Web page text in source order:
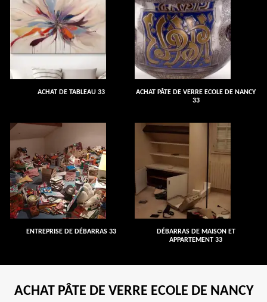
ACHAT DE TABLEAU 33
ACHAT PÂTE DE VERRE ECOLE DE NANCY
33
ENTREPRISE DE DÉBARRAS 33
DÉBARRAS DE MAISON ET
APPARTEMENT 33
ACHAT PÂTE DE VERRE ECOLE DE NANCY